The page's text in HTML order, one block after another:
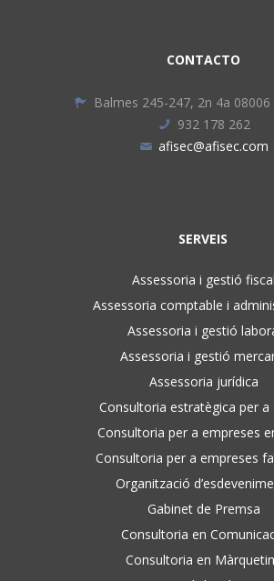
CONTACTO
Balmes 245-247, 2n 4a
932 178 262
afisec@afisec.com
SERVEIS
Assessoria i gestió fiscal
Assessoria comptable i
Assessoria i gestió
Assessoria i gestió
Assessoria jurídica
Consultoria estratègica per a
Consultoria per a empreses
Consultoria per a empreses
Organització
Gabinet de Premsa
Consultoria en
Consultoria en